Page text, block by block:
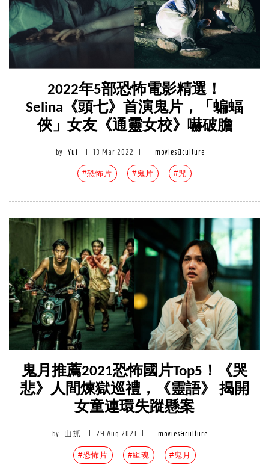
2022年5部恐怖電影精選！
Selina《頭七》首演鬼片，「蝙蝠
俠」女友《通靈女校》嚇破膽
by Yui 13 Mar 2022 movies&culture
#恐怖片 #鬼片 #咒
鬼月推薦2021恐怖國片Top5！《哭
悲》人間煉獄巡禮，《靈語》 揭開
女童連環失蹤懸案
by 山抓 29 Aug 2021 movies&culture
#恐怖片 #緝魂 #鬼月